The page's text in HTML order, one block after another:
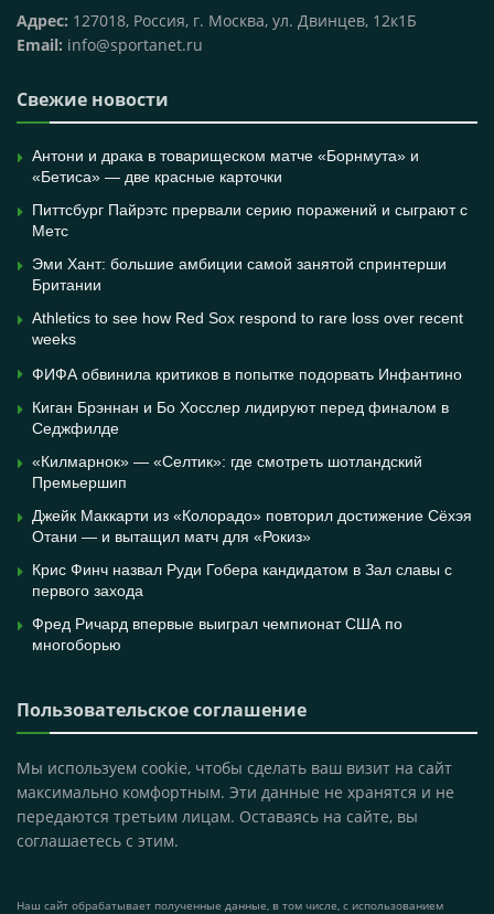
Адрес: 127018, Россия, г. Москва, ул. Двинцев, 12к1Б
Email: info@sportanet.ru
Свежие новости
Антони и драка в товарищеском матче «Борнмута» и
«Бетиса» — две красные карточки
Питтсбург Пайрэтс прервали серию поражений и сыграют с
Метс
Эми Хант: большие амбиции самой занятой спринтерши
Британии
Athletics to see how Red Sox respond to rare loss over recent
weeks
ФИФА обвинила критиков в попытке подорвать Инфантино
Киган Брэннан и Бо Хосслер лидируют перед финалом в
Седжфилде
«Килмарнок» — «Селтик»: где смотреть шотландский
Премьершип
Джейк Маккарти из «Колорадо» повторил достижение Сёхэя
Отани — и вытащил матч для «Рокиз»
Крис Финч назвал Руди Гобера кандидатом в Зал славы с
первого захода
Фред Ричард впервые выиграл чемпионат США по
многоборью
Пользовательское соглашение
Мы используем cookie, чтобы сделать ваш визит на сайт
максимально комфортным. Эти данные не хранятся и не
передаются третьим лицам. Оставаясь на сайте, вы
соглашаетесь с этим.
Наш сайт обрабатывает полученные данные, в том числе, с использованием